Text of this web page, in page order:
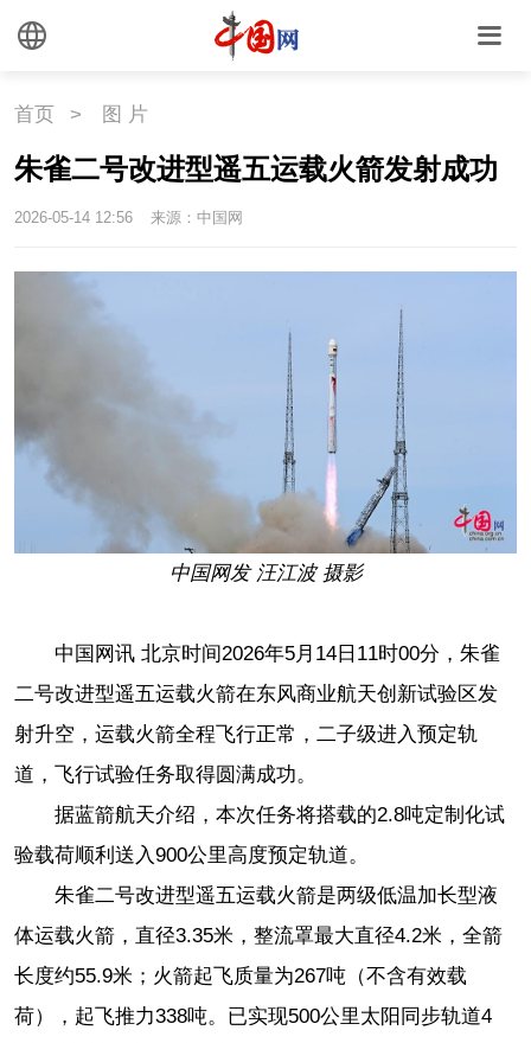
首页 > 图 片
朱雀二号改进型遥五运载火箭发射成功
2026-05-14 12:56 来源：中国网
中国网发 汪江波 摄影
中国网讯 北京时间2026年5月14日11时00分，朱雀
二号改进型遥五运载火箭在东风商业航天创新试验区发
射升空，运载火箭全程飞行正常，二子级进入预定轨
道，飞行试验任务取得圆满成功。
据蓝箭航天介绍 ， 本次任务将搭载的2.8吨定制化试
验载荷顺利送入900公里高度预定轨道。
朱雀二号改进型遥五运载火箭是两级低温加长型液
体运载火箭， 直径3.35米，整流罩最大直径4.2米，全箭
长度约55.9米；火箭起飞质量为267吨（不含有效载
荷），起飞推力338吨。 已实现500公里太阳同步轨道4